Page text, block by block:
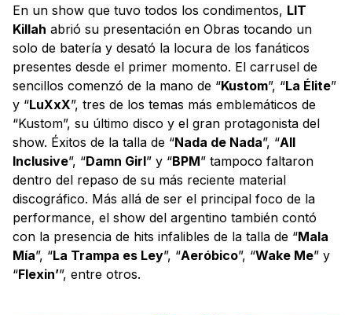
En un show que tuvo todos los condimentos, LIT
Killah abrió su presentación en Obras tocando un
solo de batería y desató la locura de los fanáticos
presentes desde el primer momento. El carrusel de
sencillos comenzó de la mano de “Kustom”, “La Élite”
y “LuXxX”, tres de los temas más emblemáticos de
“Kustom”, su último disco y el gran protagonista del
show. Éxitos de la talla de “Nada de Nada”, “All
Inclusive”, “Damn Girl” y “BPM” tampoco faltaron
dentro del repaso de su más reciente material
discográfico. Más allá de ser el principal foco de la
performance, el show del argentino también contó
con la presencia de hits infalibles de la talla de “Mala
Mía”, “La Trampa es Ley”, “Aeróbico”, “Wake Me” y
“Flexin’”, entre otros.